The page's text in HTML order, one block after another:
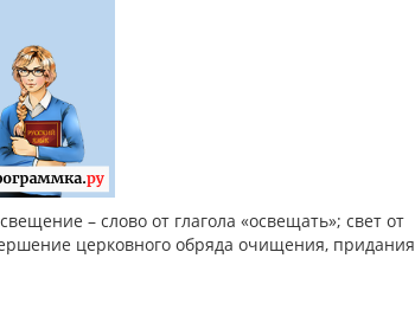
– слово от глагола «освещать»; свет от
церковного обряда очищения, придания